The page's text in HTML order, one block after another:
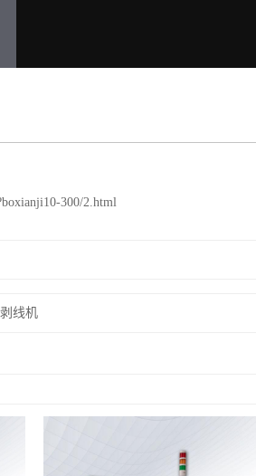
300/2.html
线机